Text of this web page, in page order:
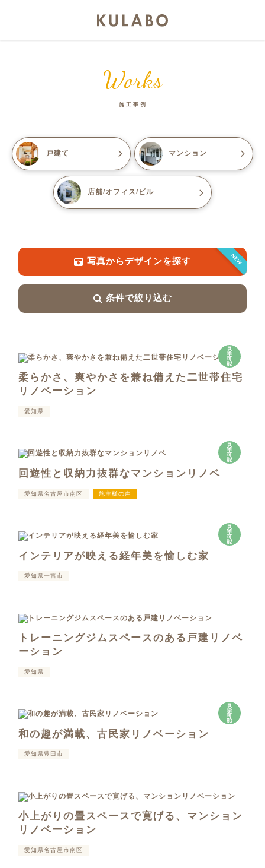
Works
施工事例
戸建て マンション
店舗/オフィス/ビル
NEW
写真からデザインを探す
条件で絞り込む
見
学
可
能
柔らかさ、爽やかさを兼ね備えた二世帯住宅
リノベーション
愛知県
見
学
可
能
回遊性と収納力抜群なマンションリノベ
愛知県名古屋市南区 施主様の声
見
学
可
能
インテリアが映える経年美を愉しむ家
愛知県一宮市
トレーニングジムスペースのある戸建リノベ
ーション
愛知県
見
学
可
能
和の趣が満載、古民家リノベーション
愛知県豊田市
小上がりの畳スペースで寛げる、マンション
リノベーション
愛知県名古屋市南区